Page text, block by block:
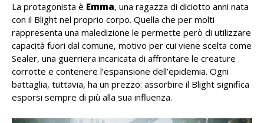
La protagonista è Emma, una ragazza di diciotto anni nata
con il Blight nel proprio corpo. Quella che per molti
rappresenta una maledizione le permette però di utilizzare
capacità fuori dal comune, motivo per cui viene scelta come
Sealer, una guerriera incaricata di affrontare le creature
corrotte e contenere l’espansione dell’epidemia. Ogni
battaglia, tuttavia, ha un prezzo: assorbire il Blight significa
esporsi sempre di più alla sua influenza.